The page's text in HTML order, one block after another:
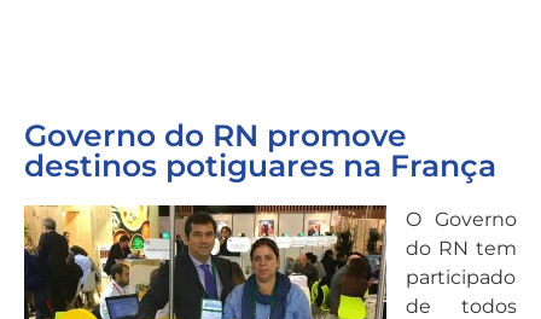
Governo do RN promove
destinos potiguares na França
O Governo
do RN tem
participado
de todos